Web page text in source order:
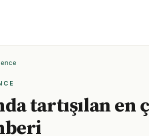
tartışılan en